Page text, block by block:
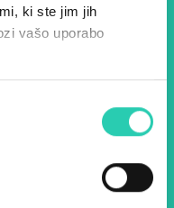
ki ste jim jih
vašo uporabo
z